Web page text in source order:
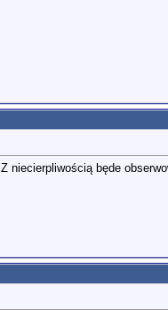
Z niecierpliwością będe